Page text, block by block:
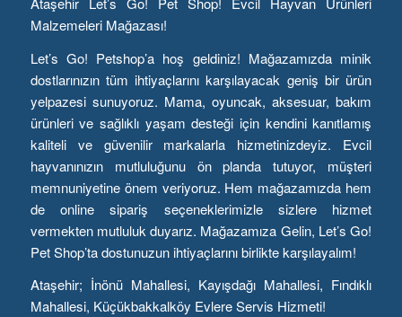
Malzemeleri Mağazası!
Let’s Go! Petshop’a hoş geldiniz! Mağazamızda minik
dostlarınızın tüm ihtiyaçlarını karşılayacak geniş bir ürün
yelpazesi sunuyoruz. Mama, oyuncak, aksesuar, bakım
ürünleri ve sağlıklı yaşam desteği için kendini kanıtlamış
kaliteli ve güvenilir markalarla hizmetinizdeyiz. Evcil
hayvanınızın mutluluğunu ön planda tutuyor, müşteri
memnuniyetine önem veriyoruz. Hem mağazamızda hem
de online sipariş seçeneklerimizle sizlere hizmet
vermekten mutluluk duyarız. Mağazamıza Gelin, Let’s Go!
Pet Shop’ta dostunuzun ihtiyaçlarını birlikte karşılayalım!
Ataşehir; İnönü Mahallesi, Kayışdağı Mahallesi, Fındıklı
Mahallesi, Küçükbakkalköy Evlere Servis Hizmeti!